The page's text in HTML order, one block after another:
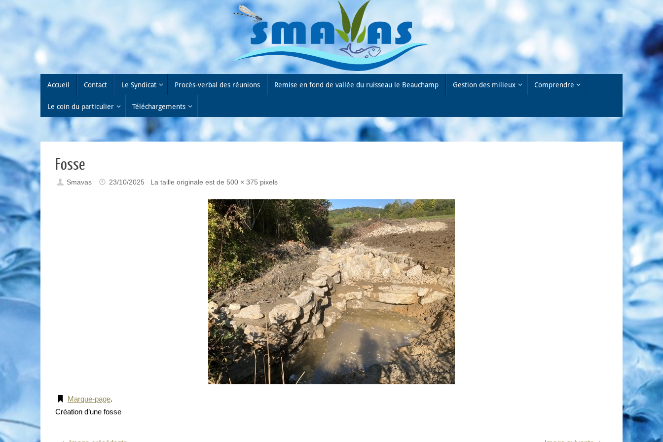
Passer
Passer
auAccueil Contact Le Syndicat Procès-verbal des réunions Remise en fond de vallée du ruisseau le Beauchamp Gestion des milieux Comprendre
Le coin du particulier Téléchargements
Fosse
Smavas 23/10/2025 La taille originale est de 500 × 375 pixels
Marque-page.
Création d’une fosse